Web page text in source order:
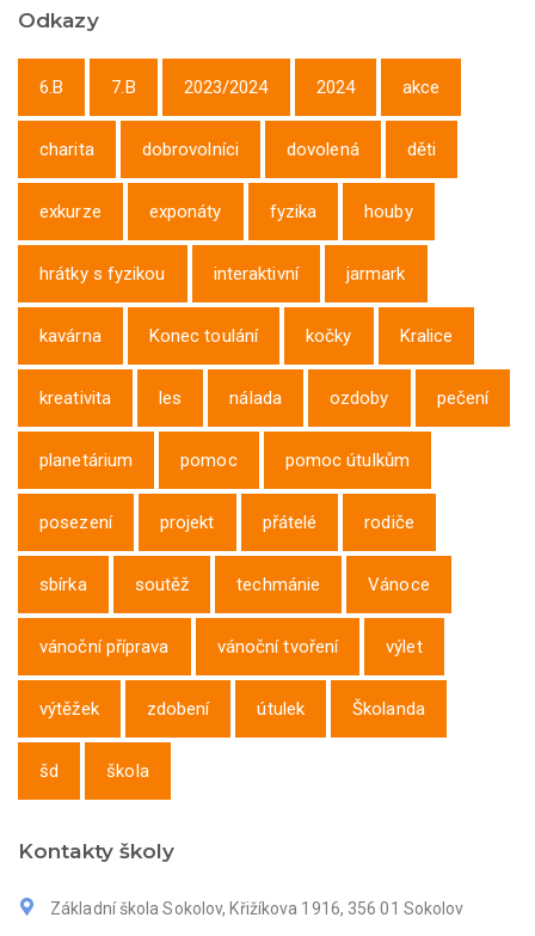
Odkazy
6.B 7.B 2023/2024 2024 akce
charita dobrovolníci dovolená děti
exkurze exponáty fyzika houby
hrátky s fyzikou interaktivní jarmark
kavárna Konec toulání kočky Kralice
kreativita les nálada ozdoby pečení
planetárium pomoc pomoc útulkům
posezení projekt přátelé rodiče
sbírka soutěž techmánie Vánoce
vánoční příprava vánoční tvoření výlet
výtěžek zdobení útulek Školanda
šd škola
Kontakty školy
Základní škola Sokolov, Křižíkova 1916, 356 01 Sokolov